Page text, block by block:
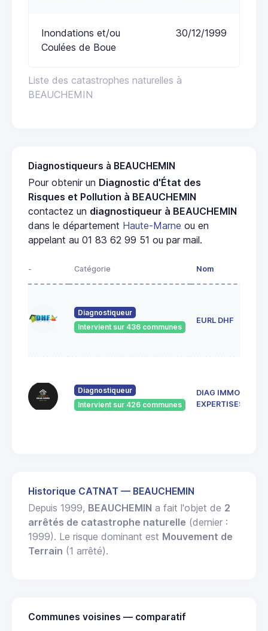
Liste des catastrophes naturelles à
BEAUCHEMIN
Inondations et/ou
Coulées de Boue
30/12/1999
Diagnostiqueurs à BEAUCHEMIN
Pour obtenir un Diagnostic d'État des
Risques et Pollution à BEAUCHEMIN
contactez un diagnostiqueur à BEAUCHEMIN
dans le département Haute-Marne ou en
appelant au 01 83 62 99 51 ou par mail.
- Catégorie Nom
Diagnostiqueur
Intervient sur 436 communes
EURL DHF
Diagnostiqueur
Intervient sur 426 communes
DIAG IMMO
EXPERTISES
Historique CATNAT — BEAUCHEMIN
Depuis 1999, BEAUCHEMIN a fait l'objet de 2
arrêtés de catastrophe naturelle (dernier :
1999). Le risque dominant est Mouvement de
Terrain (1 arrêté).
Communes voisines — comparatif